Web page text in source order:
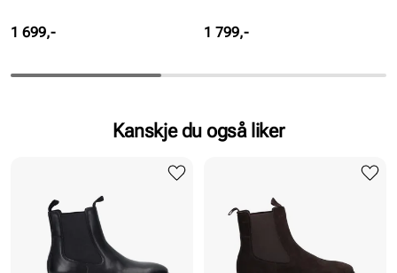
Pris
1 699,- Pris
1 799,-
Kanskje du også liker